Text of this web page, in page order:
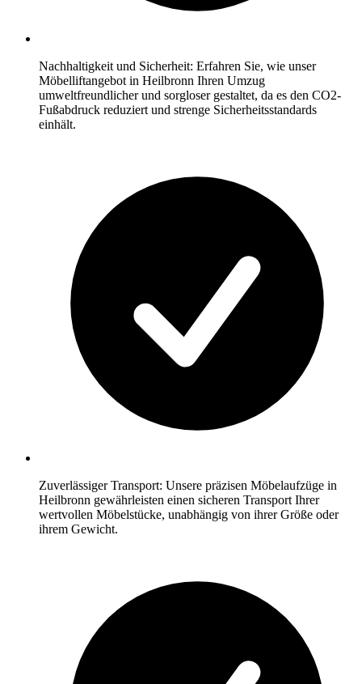
Nachhaltigkeit und Sicherheit: Erfahren Sie, wie unser
Möbelliftangebot in Heilbronn Ihren Umzug
umweltfreundlicher und sorgloser gestaltet, da es den CO2-
Fußabdruck reduziert und strenge Sicherheitsstandards
einhält.
Zuverlässiger Transport: Unsere präzisen Möbelaufzüge in
Heilbronn gewährleisten einen sicheren Transport Ihrer
wertvollen Möbelstücke, unabhängig von ihrer Größe oder
ihrem Gewicht.